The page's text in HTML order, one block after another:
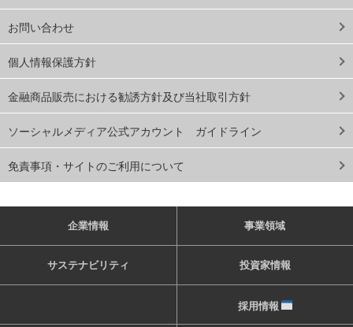
お問い合わせ
個人情報保護方針
金融商品販売における勧誘方針及び当社取引方針
ソーシャルメディア公式アカウント ガイドライン
免責事項・サイトのご利用について
企業情報 事業領域
サステナビリティ 投資家情報
採用情報